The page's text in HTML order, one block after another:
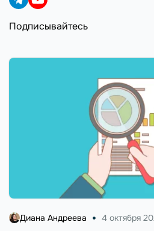
Подписывайтесь
Диана Андреева 4 октября